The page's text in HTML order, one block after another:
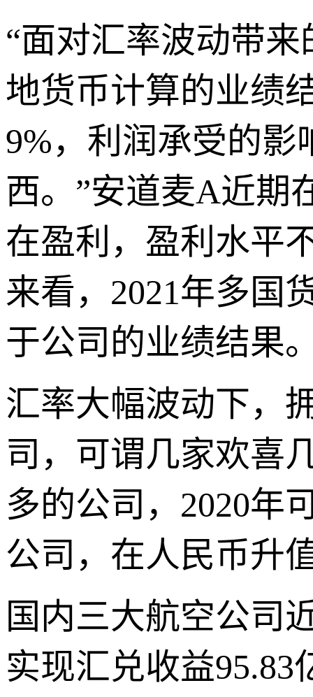
“面对汇率波动带
地货币计算的业绩
9%，利润承受的影
西。”安道麦A近期
在盈利，盈利水平
来看，2021年多国
于公司的业绩结果
汇率大幅波动下，
司，可谓几家欢喜
多的公司，2020年
公司，在人民币升
国内三大航空公司
实现汇兑收益